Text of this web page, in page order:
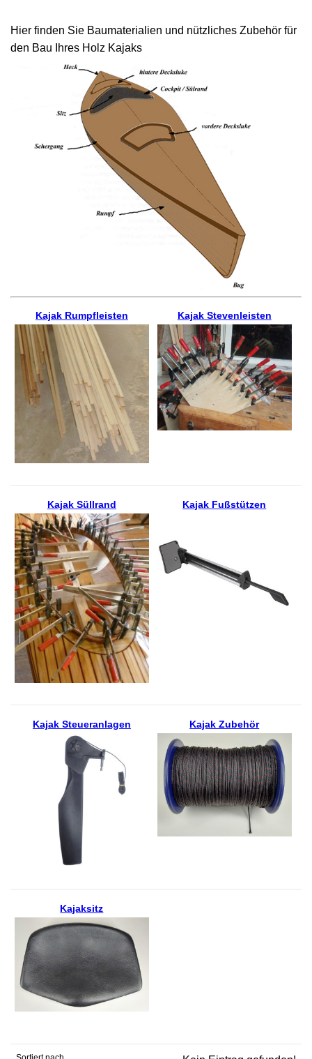
Hier finden Sie Baumaterialien und nützliches Zubehör für
den Bau Ihres Holz Kajaks
Kajak Rumpfleisten Kajak Stevenleisten
Kajak Süllrand Kajak Fußstützen
Kajak Steueranlagen Kajak Zubehör
Kajaksitz